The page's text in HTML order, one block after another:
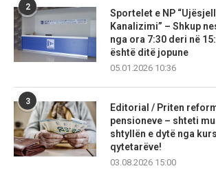
2
Sportelet e NP
Kanalizimi” – Shkup
nga ora 7:30 deri në
është ditë jopune
05.01.2026 10:36
3
Editorial / Priten
pensioneve – shteti
shtyllën e dytë nga
qytetarëve!
03.08.2026 15:00